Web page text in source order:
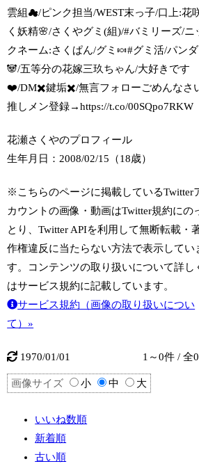
雲組☁/ピンク担当/WEST末っ子/口上:花
く妖精🌸/さくやグミ(組)/#バミリーズ/ニ
クネーム:さくぱん/グミ🍬#グミ活/パンダ
🐼/五等分の花嫁三玖ちゃん/大好きです
❤️/DM✖️鍵垢✖️/無言フォローごめんなさ
推しメン登録→https://t.co/00SQpo7RKW
花瀬さくやのプロフィール
生年月日：2008/02/15（18歳）
※こちらのページに掲載しているTwitter
カウントの画像・動画はTwitter規約にの
とり、Twitter APIを利用して無断転載・
作権違反に当たらない方法で表示してい
す。コンテンツの取り扱いについて詳し
はサービス規約に記載しています。
サービス規約（画像の取り扱いについ
て）»
1970/01/01 1～0件 / 全
画像サイズ 小 中 大
いいね数順
新着順
古い順